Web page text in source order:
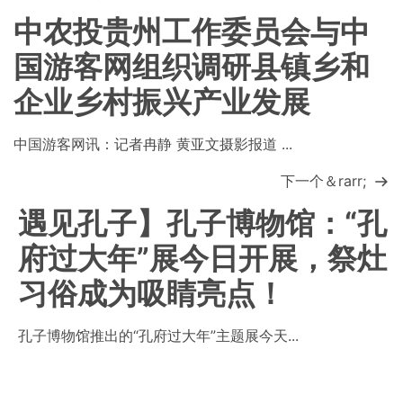
中农投贵州工作委员会与中
国游客网组织调研县镇乡和
企业乡村振兴产业发展
中国游客网讯：记者冉静 黄亚文摄影报道 ...
下一个＆rarr;
遇见孔子】孔子博物馆：“孔
府过大年”展今日开展，祭灶
习俗成为吸睛亮点！
孔子博物馆推出的“孔府过大年”主题展今天...